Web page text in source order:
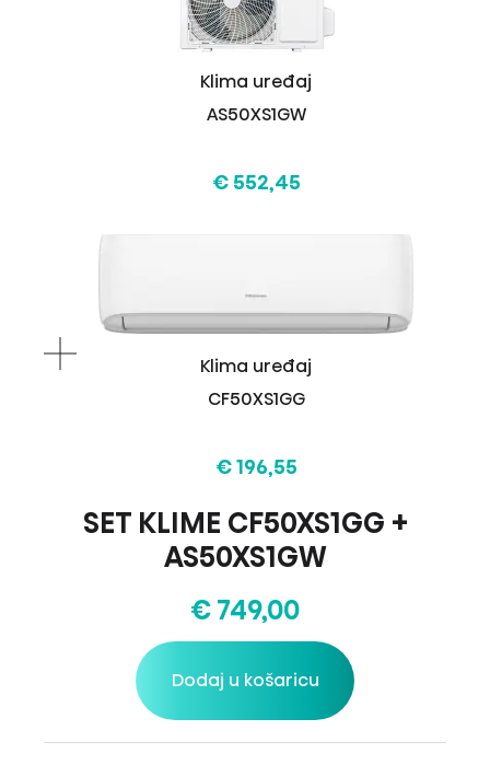
Klima uređaj
AS50XS1GW
€ 552,45
Klima uređaj
CF50XS1GG
€ 196,55
SET KLIME CF50XS1GG +
AS50XS1GW
€ 749,00
Dodaj u košaricu